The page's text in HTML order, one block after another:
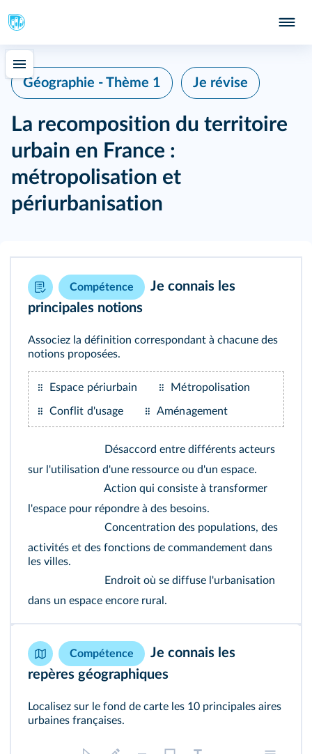
Géographie - Thème 1 Je révise
La recomposition du territoire
urbain en France :
métropolisation et
périurbanisation
Compétence
Je connais les
principales notions
Associez la définition correspondant à chacune des
notions proposées.
Espace périurbain Métropolisation
Conflit d'usage Aménagement
Désaccord entre différents acteurs
sur l'utilisation d'une ressource ou d'un espace.
Action qui consiste à transformer
l'espace pour répondre à des besoins.
Concentration des populations, des
activités et des fonctions de commandement dans
les villes.
Endroit où se diffuse l'urbanisation
dans un espace encore rural.
Compétence
Je connais les
repères géographiques
Localisez sur le fond de carte les 10 principales aires
urbaines françaises.